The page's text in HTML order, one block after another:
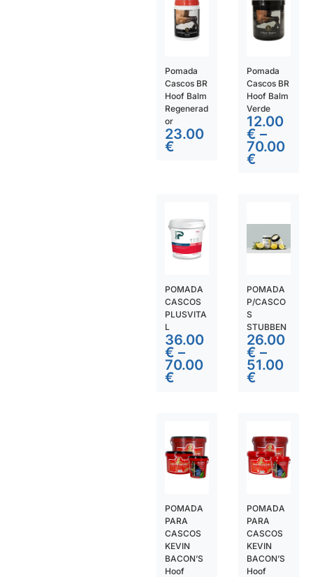
Pomada
Cascos BR
Hoof Balm
Regenerad
or
23.00
€
Pomada
Cascos BR
Hoof Balm
Verde
12.00
€ –
70.00
€
POMADA
CASCOS
PLUSVITA
L
36.00
€ –
70.00
€
POMADA
P/CASCO
S
STUBBEN
26.00
€ –
51.00
€
POMADA
PARA
CASCOS
KEVIN
BACON’S
Hoof
POMADA
PARA
CASCOS
KEVIN
BACON’S
Hoof